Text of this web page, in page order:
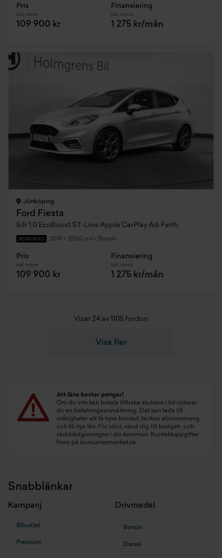
Pris
Inkl. moms
109 900 kr
Finansiering
Inkl. moms
1 275 kr/mån
Jönköping
Ford Fiesta
5dr 1.0 EcoBoost ST-Line Apple CarPlay Ad-Farth.
BEGAGNAD 2019 • 12360 mil • Bensin
Pris
Inkl. moms
109 900 kr
Finansiering
Inkl. moms
1 275 kr/mån
Visar 24 av 1105 fordon
Visa fler
Att låna kostar pengar!
Om du inte kan betala tillbaka skulden i tid riskerar
du en betalningsanmärkning. Det kan leda till
svårigheter att få hyra bostad, teckna abonnemang
och få nya lån. För stöd, vänd dig till budget- och
skuldrådgivningen i din kommun. Kontaktuppgifter
finns på konsumentverket.se.
Snabblänkar
Kampanj
Biloutlet
Premium
Drivmedel
Bensin
Diesel